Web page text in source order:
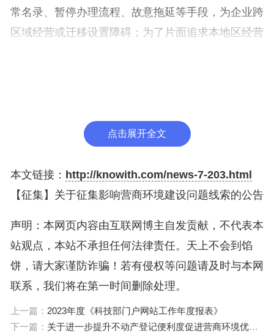
常名录、暂停办理流程、故意拖延等手段，为企业跨
区域经营或迁移设置障碍；为了片面追求本地区经营
1.滥用行政权力排除、限制竞争。有关地方和单
业协会商会，强制、组织、引导经营者达成垄断协
议、滥用市场支配地位或实施其他排除、限制竞争行
2.实行地方保护。有关地方和单位对外地和进口
商品、服务采取歧视性措施，实施地方保护的各类优
惠政策，对外地经营者在本地的投资或设立的分支机
构实行歧视性待遇。
点击展开全文
本文链接： http://knowith.com/news-7-203.html
【征集】关于征集影响营商环境建设问题线索的公告
声明：本网页内容由互联网博主自发贡献，不代表本
站观点，本站不承担任何法律责任。天上不会到馅
饼，请大家谨防诈骗！若有侵权等问题请及时与本网
联系，我们将在第一时间删除处理。
上一篇： 2023年度《科技部门户网站工作年度报表》
下一篇： 关于进一步提升不动产登记便利度促进营商环境优化的通知（自然资发〔2024〕9号）